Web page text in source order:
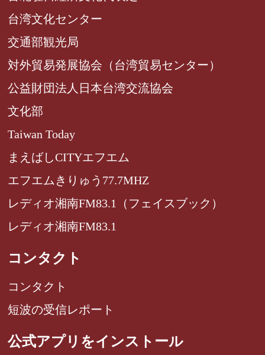
台湾文化センター
交通部観光局
対外貿易発展協会（台湾貿易センター）
公益財団法人日本台湾交流協会
文化部
Taiwan Today
まえばしCITYエフエム
エフエムきりゅう77.7MHZ
レディオ湘南FM83.1（フェイスブック）
レディオ湘南FM83.1
コンタクト
コンタクト
短波の受信レポート
公式アプリをインストール